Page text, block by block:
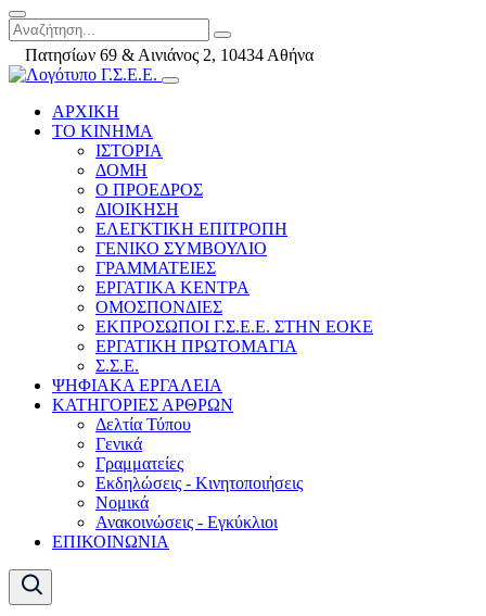
Πατησίων 69 & Αινιάνος 2, 10434 Αθήνα
ΑΡΧΙΚΗ
ΤΟ ΚΙΝΗΜΑ
ΙΣΤΟΡΙΑ
ΔΟΜΗ
Ο ΠΡΟΕΔΡΟΣ
ΔΙΟΙΚΗΣΗ
ΕΛΕΓΚΤΙΚΗ ΕΠΙΤΡΟΠΗ
ΓΕΝΙΚΟ ΣΥΜΒΟΥΛΙΟ
ΓΡΑΜΜΑΤΕΙΕΣ
ΕΡΓΑΤΙΚΑ ΚΕΝΤΡΑ
ΟΜΟΣΠΟΝΔΙΕΣ
ΕΚΠΡΟΣΩΠΟΙ Γ.Σ.Ε.Ε. ΣΤΗΝ ΕΟΚΕ
ΕΡΓΑΤΙΚΗ ΠΡΩΤΟΜΑΓΙΑ
Σ.Σ.Ε.
ΨΗΦΙΑΚΑ ΕΡΓΑΛΕΙΑ
ΚΑΤΗΓΟΡΙΕΣ ΑΡΘΡΩΝ
Δελτία Τύπου
Γενικά
Γραμματείες
Εκδηλώσεις - Κινητοποιήσεις
Νομικά
Ανακοινώσεις - Εγκύκλιοι
ΕΠΙΚΟΙΝΩΝΙΑ